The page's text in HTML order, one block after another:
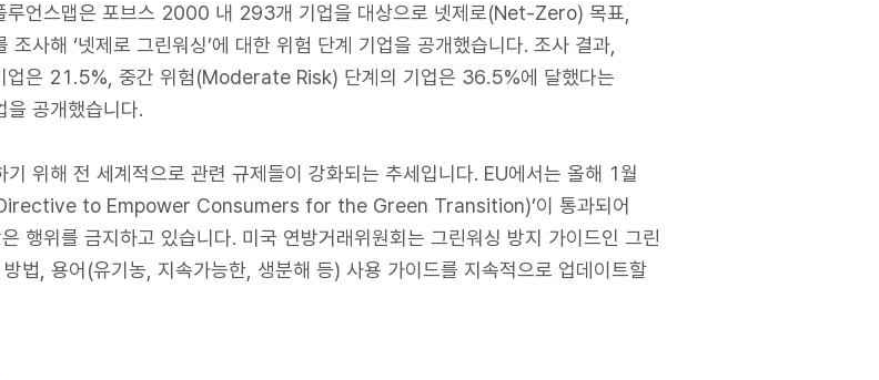
루언스맵은 포브스 2000 내 293개 기업을 대상으로 넷제로(Net-Zero) 목표,
사해 ‘넷제로 그린워싱’에 대한 위험 단계 기업을 공개했습니다. 조사 결과,
은 21.5%, 중간 위험(Moderate Risk) 단계의 기업은 36.5%에 달했다는
공개했습니다.
위해 전 세계적으로 관련 규제들이 강화되는 추세입니다. EU에서는 올해 1월
Directive to Empower Consumers for the Green Transition)’이 통과되어
행위를 금지하고 있습니다. 미국 연방거래위원회는 그린워싱 방지 가이드인 그린
법, 용어(유기농, 지속가능한, 생분해 등) 사용 가이드를 지속적으로 업데이트할